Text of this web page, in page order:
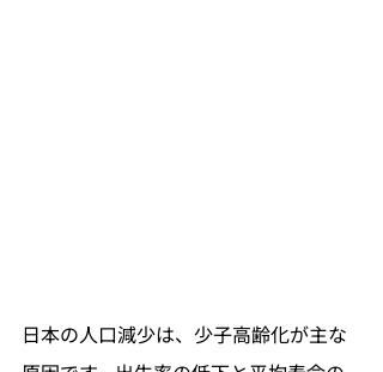
日本の人口減少は、少子高齢化が主な